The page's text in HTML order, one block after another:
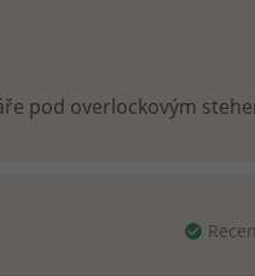
pod overlockovým